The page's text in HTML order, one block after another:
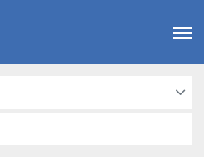
Menu